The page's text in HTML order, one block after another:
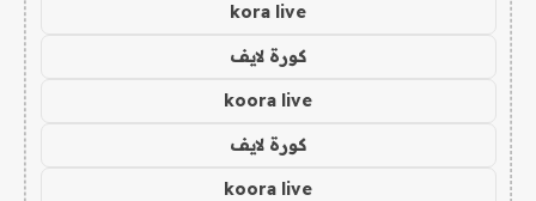
kora live
كورة لايف
koora live
كورة لايف
koora live